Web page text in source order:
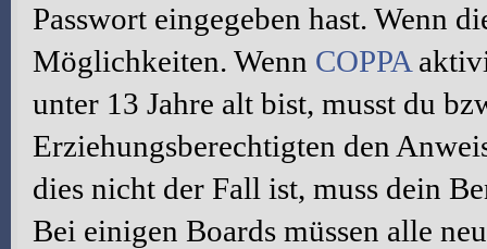
Passwort eingegeben hast. Wenn
Möglichkeiten. Wenn COPPA
unter 13 Jahre alt bist, musst du
Erziehungsberechtigten den
dies nicht der Fall ist, muss dein
Bei einigen Boards müssen alle